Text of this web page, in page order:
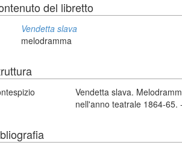
del libretto
Vendetta slava
melodramma
Vendetta slava.
nell'anno teatrale 1864-